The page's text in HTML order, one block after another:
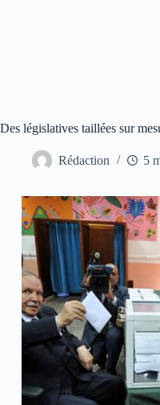
Des législatives taillées sur
Rédaction 5